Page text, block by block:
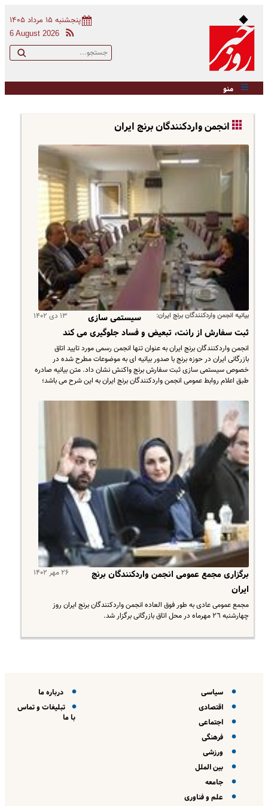
پنجشنبه ۱۵ مرداد ۱۴۰۵
6 August 2026
منو
انجمن واردكنندگان برنج ايران
بیانیه انجمن واردکنندگان برنج ایران: ۱۳ دی ۱۴۰۲
سیستمى سازى
ثبت سفارش از رانت، تبعیض و فساد جلوگیرى مى کند
انجمن واردکنندگان برنج ایران به عنوان تنها انجمن رسمى مورد تایید اتاق
بازرگانى ایران در حوزه برنج با صدور بیانیه اى به موضوعات مطرح شده در
خصوص سیستمى سازى ثبت سفارش برنج واکنش نشان داد. متن بیانیه صادره
طبق اعلام روابط عمومى انجمن واردکنندگان برنج ایران به این شرح مى باشد؛
۲۶ مهر ۱۴۰۲
برگزارى مجمع عمومى انجمن واردکنندگان برنج
ایران
مجمع عمومى عادى به طور فوق العاده انجمن واردکنندگان برنج ایران روز
چهارشنبه ٢٦ مهرماه در محل اتاق بازرگانى برگزار شد.
سیاسی
اقتصادی
اجتماعی
فرهنگی
ورزشی
بین الملل
جامعه
علم و فناوری
درباره ما
تبلیغات و تماس
با ما